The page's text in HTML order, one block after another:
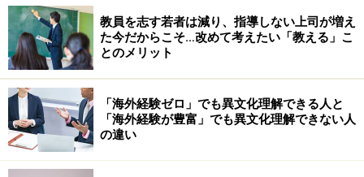
止すると発表した。新卒採用にジョブ型雇用（企業が従
業員を特定の職務に基づいて雇用する形態を指す）を推
進し、一律初任給を廃止するという。転職市場では当た
り前とされる考え方が、業務経験のない新卒採用にも本
格導入される。その理由は実に明快である。一言で言え
ば、「世界基準の新卒採用にシフトする」ということ
だ。
教員を志す若者は減り、指導しない上司が増え
た今だからこそ…改めて考えたい「教える」こ
とのメリット
「海外経験ゼロ」でも異文化理解できる人と
「海外経験が豊富」でも異文化理解できない人
の違い